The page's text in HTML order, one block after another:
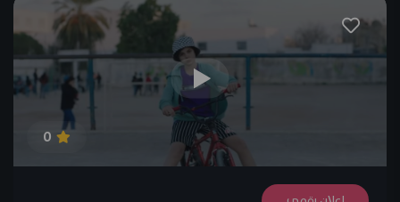
0